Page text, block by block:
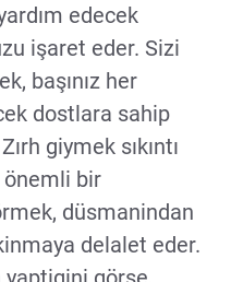
edecek
işaret eder. Sizi
başınız her
dostlara sahip
giymek sıkıntı
önemli bir
düsmanindan
delalet eder.